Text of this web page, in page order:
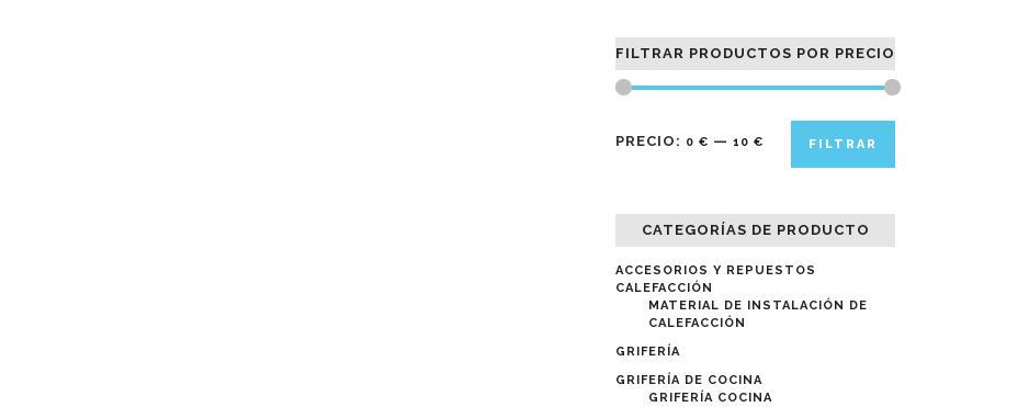
FILTRAR PRODUCTOS POR PRECIO
Precio
Precio
FILTRAR
PRECIO: 0 € — 10 €
CATEGORÍAS DE PRODUCTO
ACCESORIOS Y REPUESTOS
CALEFACCIÓN
MATERIAL DE INSTALACIÓN DE
CALEFACCIÓN
GRIFERÍA
GRIFERÍA DE COCINA
GRIFERÍA COCINA